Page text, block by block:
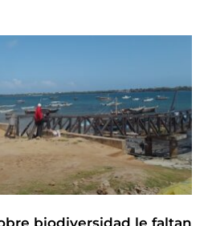
biodiversidad le faltan